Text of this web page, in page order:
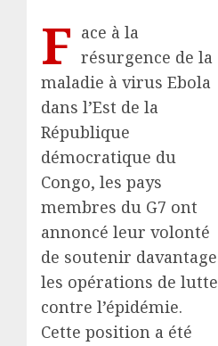
F ace à la
résurgence de la
maladie à virus Ebola
dans l’Est de la
République
démocratique du
Congo, les pays
membres du G7 ont
annoncé leur volonté
de soutenir davantage
les opérations de lutte
contre l’épidémie.
Cette position a été